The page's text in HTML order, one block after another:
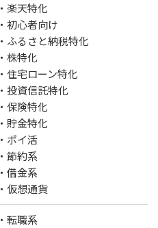
・楽天特化
・初心者向け
・ふるさと納税特化
・株特化
・住宅ローン特化
・投資信託特化
・保険特化
・貯金特化
・ポイ活
・節約系
・借金系
・仮想通貨
・転職系